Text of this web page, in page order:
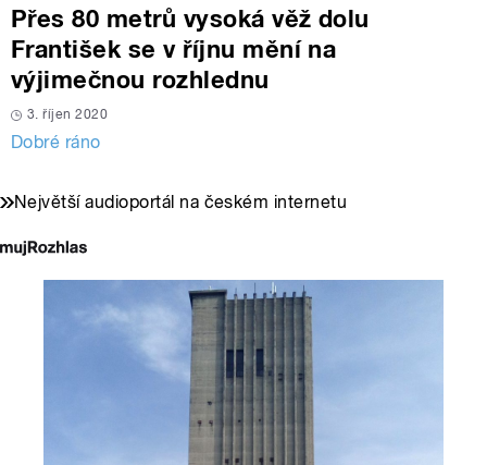
Přes 80 metrů vysoká věž dolu
František se v říjnu mění na
výjimečnou rozhlednu
3. říjen 2020
Dobré ráno
Největší audioportál na českém internetu